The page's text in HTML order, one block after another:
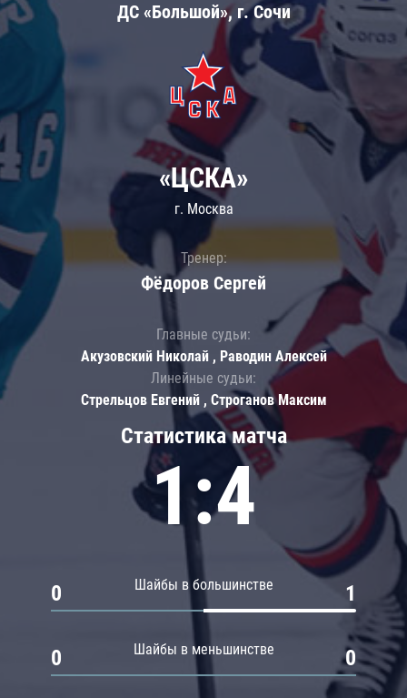
ДС «Большой», г. Сочи
Статистика матча
1:4
Шайбы в большинстве
0 1
Шайбы в меньшинстве
0 0
«ЦСКА»
г. Москва
Тренер:
Фёдоров Сергей
Главные судьи:
Акузовский Николай , Раводин Алексей
Линейные судьи:
Стрельцов Евгений , Строганов Максим